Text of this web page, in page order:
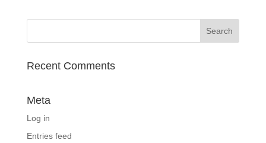
Recent Comments
Meta
Log in
Entries feed